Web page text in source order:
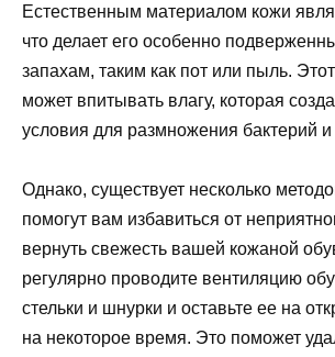
Естественным материалом кожи
что делает его особенно
запахам, таким как пот или пыль.
может впитывать влагу, которая
условия для размножения бактерий и
Однако, существует несколько
помогут вам избавиться от
вернуть свежесть вашей кожаной
регулярно проводите вентиляцию
стельки и шнурки и оставьте ее на
на некоторое время. Это поможет